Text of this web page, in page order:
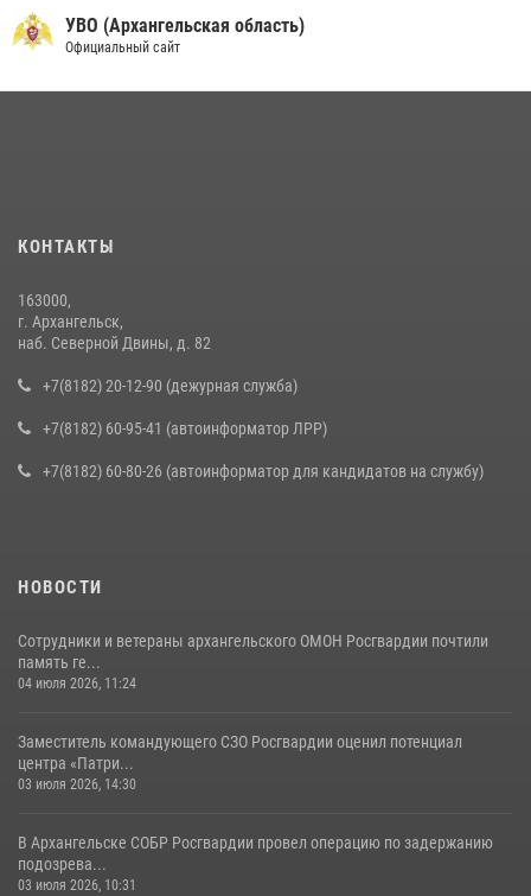
УВО (Архангельская область)
Официальный сайт
КОНТАКТЫ
163000,
г. Архангельск,
наб. Северной Двины, д. 82
+7(8182) 20-12-90 (дежурная служба)
+7(8182) 60-95-41 (автоинформатор ЛРР)
+7(8182) 60-80-26 (автоинформатор для кандидатов на службу)
НОВОСТИ
Сотрудники и ветераны архангельского ОМОН Росгвардии почтили
память ге...
04 июля 2026, 11:24
Заместитель командующего СЗО Росгвардии оценил потенциал
центра «Патри...
03 июля 2026, 14:30
В Архангельске СОБР Росгвардии провел операцию по задержанию
подозрева...
03 июля 2026, 10:31